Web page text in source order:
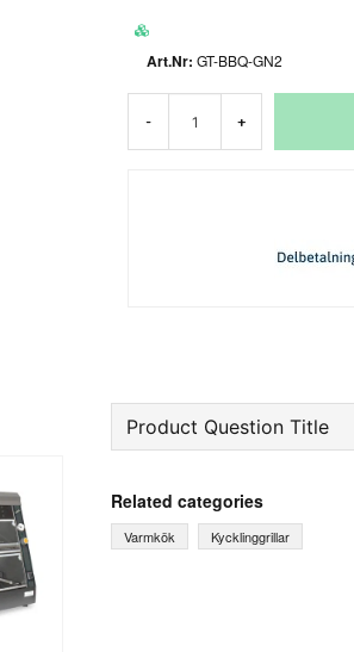
GT-BBQ-GN2
- +
Product Question Title
Ask us something about
Related categories
Varmkök Kycklinggrillar